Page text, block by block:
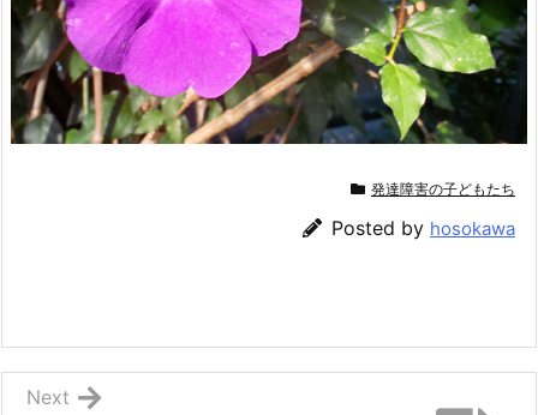
発達障害の子どもたち
Posted by hosokawa
Next